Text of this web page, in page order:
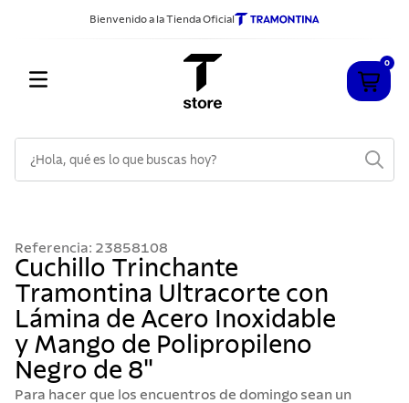
Bienvenido a la Tienda Oficial
0
Referencia: 23858108
Cuchillo Trinchante
Tramontina Ultracorte con
Lámina de Acero Inoxidable
y Mango de Polipropileno
Negro de 8"
Para hacer que los encuentros de domingo sean un
2.
sarten
3.
cubiertos
4.
ollas
5
acero inoxidable
6.
grano